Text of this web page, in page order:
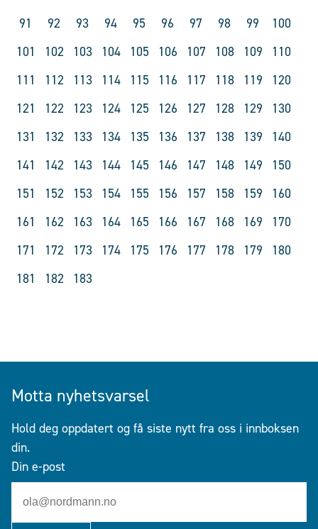
91
92 93 94 95 96 97 98 99
100
101
102 103 104 105 106 107 108 109
110
111
112 113 114 115 116 117 118 119
120
121
122 123 124 125 126 127 128 129
130
131
132 133 134 135 136 137 138 139
140
141
142 143 144 145 146 147 148 149
150
151
152 153 154 155 156 157 158 159
160
161
162 163 164 165 166 167 168 169
170
171
172 173 174 175 176 177 178 179
180
181
182 183
Motta nyhetsvarsel
Hold deg oppdatert og få siste nytt fra oss i innboksen
din.
Din e-post